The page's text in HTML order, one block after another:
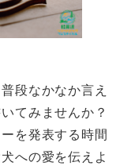
段なかなか言え
てみませんか？
を発表する時間
への愛を伝えよ